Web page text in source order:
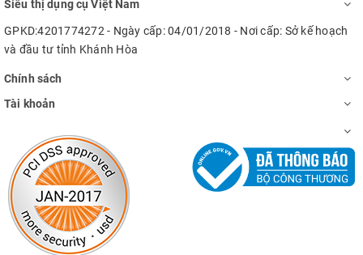
Siêu thị dụng cụ Việt Nam
GPKD:4201774272 - Ngày cấp: 04/01/2018 - Nơi cấp: Sở kế hoạch
và đầu tư tỉnh Khánh Hòa
Chính sách
Tài khoản